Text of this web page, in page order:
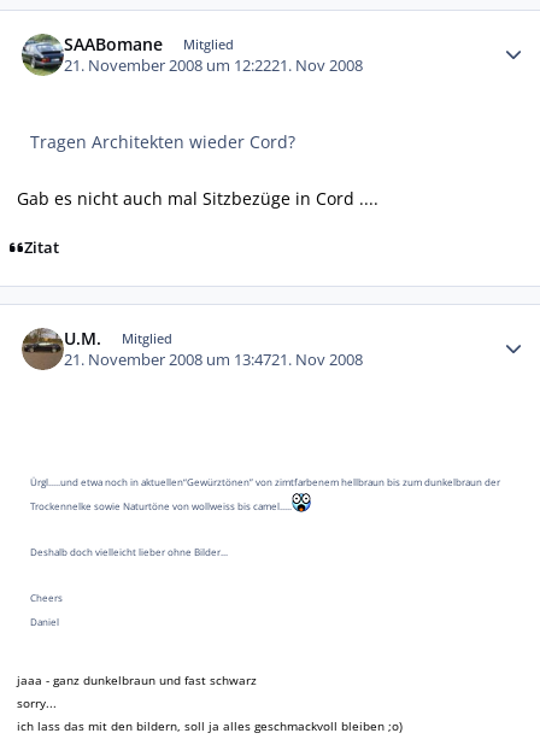
SAABomane Mitglied
21. November 2008 um 12:2221. Nov 2008
Tragen Architekten wieder Cord?
Gab es nicht auch mal Sitzbezüge in Cord ....
Zitat
U.M. Mitglied
21. November 2008 um 13:4721. Nov 2008
Ürgl.....und etwa noch in aktuellen“Gewürztönen” von zimtfarbenem hellbraun bis zum dunkelbraun der
Trockennelke sowie Naturtöne von wollweiss bis camel.....
Deshalb doch vielleicht lieber ohne Bilder...
Cheers
Daniel
jaaa - ganz dunkelbraun und fast schwarz
sorry...
ich lass das mit den bildern, soll ja alles geschmackvoll bleiben ;o)